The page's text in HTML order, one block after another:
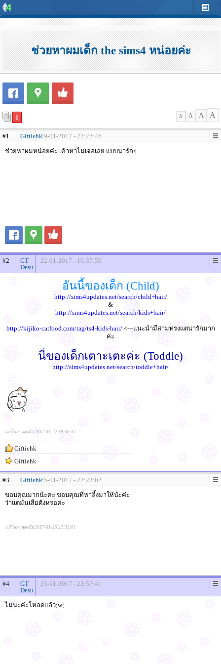
ช่วยหาผมเด็ก the sims4 หน่อยค่ะ
1 A A A A
#1 Giftiehk19-01-2017 - 22:22:46
ช่วยหาผมหน่อยค่ะ เค้าหาไม่เจอเลย แบบน่ารักๆ
#2
GT
Desu
22-01-2017 - 19:37:59
อันนี้ของเด็ก (Child)
http://sims4updates.net/search/child+hair/
&
http://sims4updates.net/search/kids+hair/
http://kijiko-catfood.com/tag/ts4-kids-hair/<---แนะนำมีสามทรงแต่น่ารักมาก
ค่ะ
นี่ของเด็กเตาะเตะค่ะ (Toddle)
http://sims4updates.net/search/toddle+hair/
แก้ไขล่าสุดเมื่อ 2017-01-22 19:50:37
Giftiehk
Giftiehk
#3 Giftiehk25-01-2017 - 22:23:02
ขอบคุณมากน้ะค่ะ ขอบคุณที่หาลิ้งมาให้น้ะค่ะ
ว่าแต่มันเสียตังหรอค่ะ
แก้ไขล่าสุดเมื่อ 2017-01-25 22:33:01
#4
GT
Desu
25-01-2017 - 22:57:41
ไม่นะค่ะโหลดแล้ว;w;